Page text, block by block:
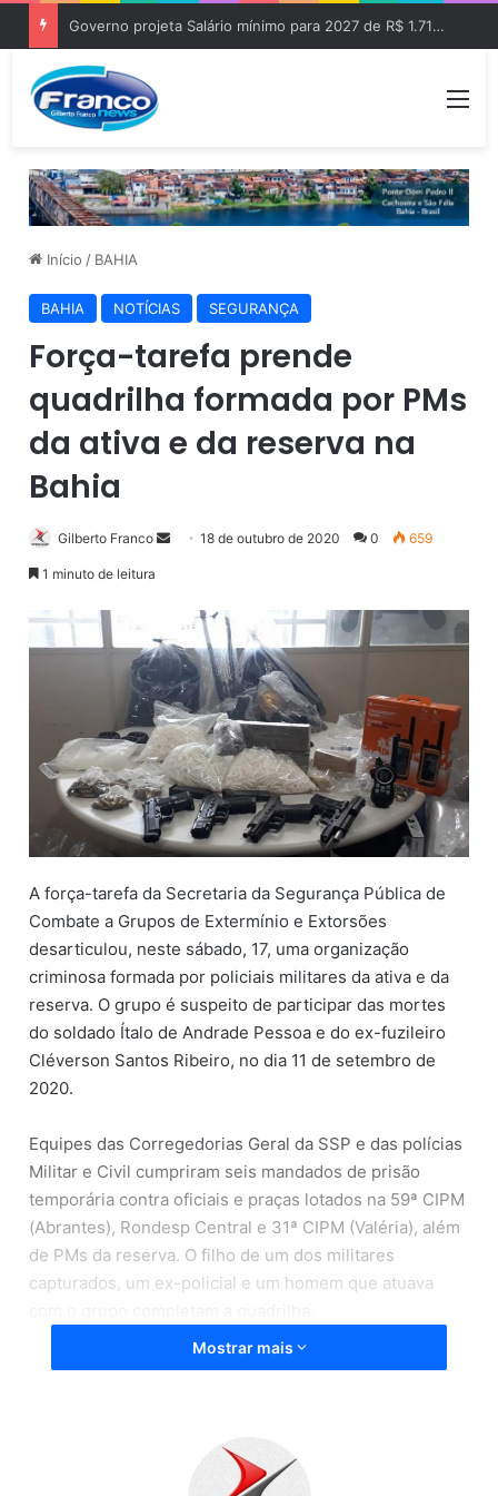
Governo projeta Salário mínimo para 2027 de R$ 1.717 “Aumento de R$ 96”
Início / BAHIA
BAHIA NOTÍCIAS SEGURANÇA
Força-tarefa prende
quadrilha formada por PMs
da ativa e da reserva na
Bahia
Gilberto Franco
e
m
e
-
m
a
i
l
18 de outubro de 2020 0 659
1 minuto de leitura
A força-tarefa da Secretaria da Segurança Pública de
Combate a Grupos de Extermínio e Extorsões
desarticulou, neste sábado, 17, uma organização
criminosa formada por policiais militares da ativa e da
reserva. O grupo é suspeito de participar das mortes
do soldado Ítalo de Andrade Pessoa e do ex-fuzileiro
Cléverson Santos Ribeiro, no dia 11 de setembro de
2020.
Equipes das Corregedorias Geral da SSP e das polícias
Militar e Civil cumpriram seis mandados de prisão
temporária contra oficiais e praças lotados na 59ª CIPM
(Abrantes), Rondesp Central e 31ª CIPM (Valéria), além
de PMs da reserva. O filho de um dos militares
capturados, um ex-policial e um homem que atuava
O grupo, além de ser responsável pelas mortes do
nas localidades de Barra do Jacuípe e Monte Gordo, na
Região Metropolitana de Salvador (RMS).
Mostrar mais